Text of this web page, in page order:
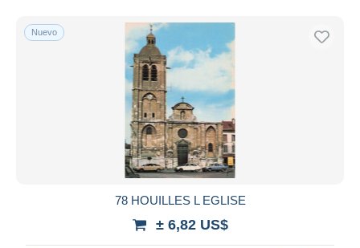
Nuevo
78 HOUILLES L EGLISE
± 6,82 US$